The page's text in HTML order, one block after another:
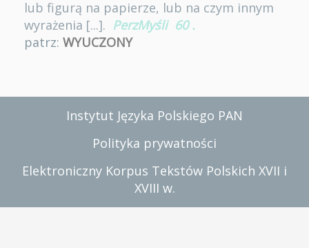
lub figurą na papierze, lub na czym innym
wyrażenia [...]. PerzMyśli 60 .
patrz: WYUCZONY
Instytut Języka Polskiego PAN
Polityka prywatności
Elektroniczny Korpus Tekstów Polskich XVII i
XVIII w.